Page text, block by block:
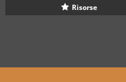
Risorse